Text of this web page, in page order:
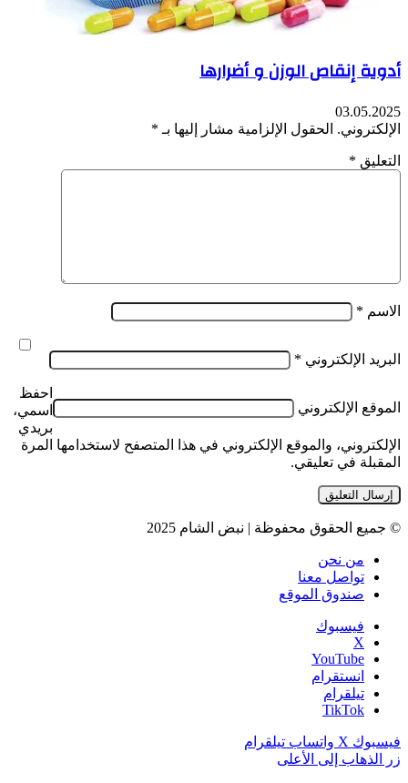
أدوية إنقاص الوزن و أضرارها
03.05.2025
الإلكتروني. الحقول الإلزامية مشار إليها بـ *
التعليق *
الاسم *
البريد الإلكتروني *
الموقع الإلكتروني
احفظ
اسمي،
بريدي
الإلكتروني، والموقع الإلكتروني في هذا المتصفح لاستخدامها المرة
المقبلة في تعليقي.
© جميع الحقوق محفوظة | نبض الشام 2025
من نحن
تواصل معنا
صندوق الموقع
فيسبوك
‫X
‫YouTube
انستقرام
تيلقرام
‫TikTok
فيسبوك ‫X واتساب تيلقرام
زر الذهاب إلى الأعلى